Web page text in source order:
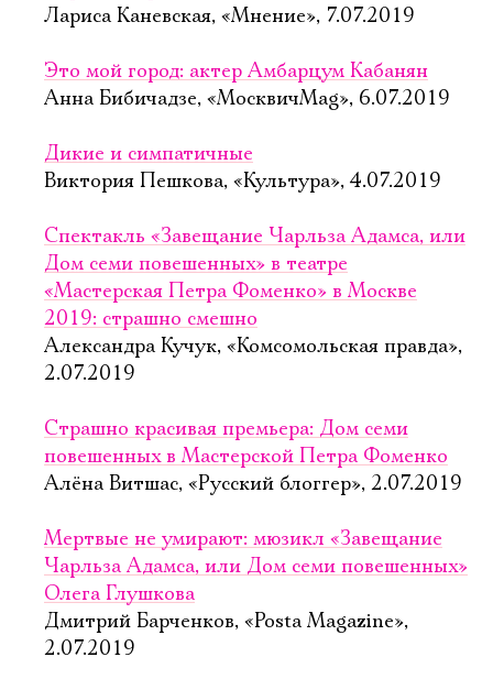
Лариса Каневская, «Мнение», 7.07.2019
Это мой город: актер Амбарцум Кабанян
Анна Бибичадзе, «МосквичMag», 6.07.2019
Дикие и симпатичные
Виктория Пешкова, «Культура», 4.07.2019
Спектакль «Завещание Чарльза Адамса, или
Дом семи повешенных» в театре
«Мастерская Петра Фоменко» в Москве
2019: страшно смешно
Александра Кучук, «Комсомольская правда»,
2.07.2019
Страшно красивая премьера: Дом семи
повешенных в Мастерской Петра Фоменко
Алёна Витшас, «Русский блоггер», 2.07.2019
Мертвые не умирают: мюзикл «Завещание
Чарльза Адамса, или Дом семи повешенных»
Олега Глушкова
Дмитрий Барченков, «Posta Magazine»,
2.07.2019